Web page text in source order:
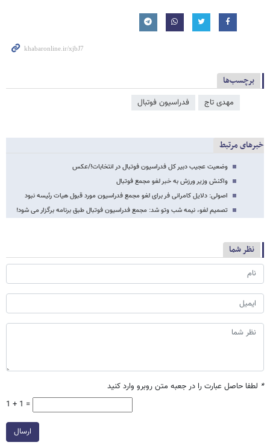
برچسب‌ها
مهدی تاج فدراسیون فوتبال
خبرهای مرتبط
وضعیت عجیب دبیر کل فدراسیون فوتبال در انتخابات!/عکس
واکنش وزیر ورزش به خبر لغو مجمع فوتبال
اصولی: دلایل کامرانی فر برای لغو مجمع فدراسیون مورد قبول هیات رئیسه نبود
تصمیم لغو، نیمه شب وتو شد: مجمع فدراسیون فوتبال طبق برنامه برگزار می شود!
نظر شما
* لطفا حاصل عبارت را در جعبه متن روبرو وارد کنید
1 + 1 =
ارسال